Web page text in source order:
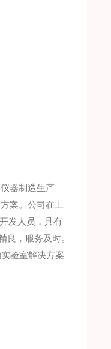
器制造生产
案。公司在上
发人员，具有
，服务及时。
验室解决方案